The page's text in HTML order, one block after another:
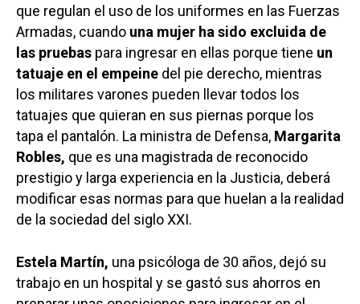
que regulan el uso de los uniformes en las Fuerzas
Armadas, cuando una mujer ha sido excluida de
las pruebas para ingresar en ellas porque tiene un
tatuaje en el empeine del pie derecho, mientras
los militares varones pueden llevar todos los
tatuajes que quieran en sus piernas porque los
tapa el pantalón. La ministra de Defensa, Margarita
Robles, que es una magistrada de reconocido
prestigio y larga experiencia en la Justicia, deberá
modificar esas normas para que huelan a la realidad
de la sociedad del siglo XXI.
Estela Martín, una psicóloga de 30 años, dejó su
trabajo en un hospital y se gastó sus ahorros en